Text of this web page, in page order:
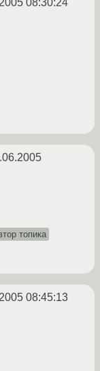
08:30:24
топика
08:45:13